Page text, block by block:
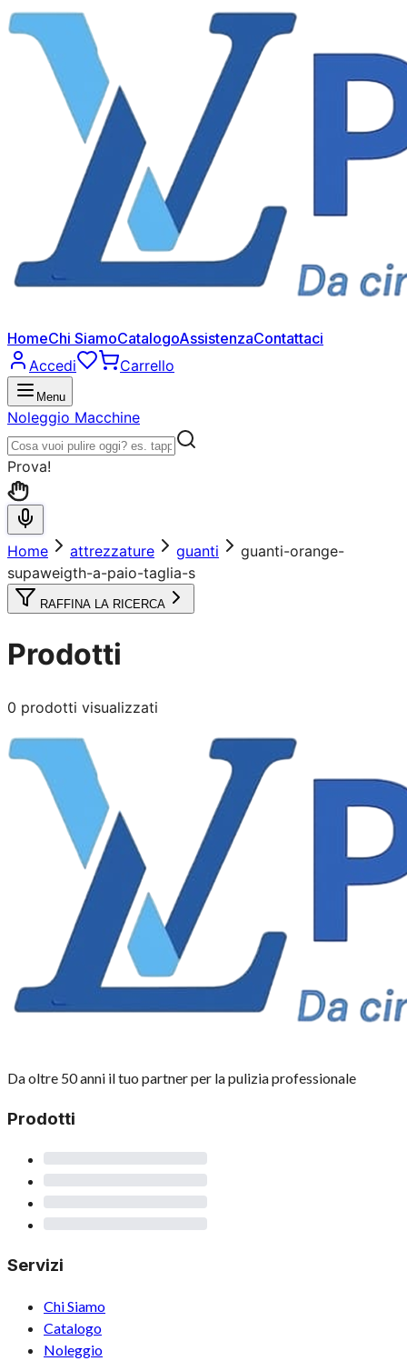
HomeChi SiamoCatalogoAssistenzaContattaci
Accedi
Carrello
Menu
Noleggio Macchine
Prova!
Home attrezzature guanti
guanti-orange-
supaweigth-a-paio-taglia-s
RAFFINA LA RICERCA
Prodotti
0 prodotti visualizzati
Da oltre 50 anni il tuo partner per la pulizia professionale
Prodotti
Servizi
Chi Siamo
Catalogo
Noleggio